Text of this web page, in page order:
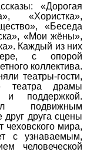
«Дорогая
«Хористка»,
«Беседа
«Мои жёны»,
Каждый из них
с опорой
коллектива.
театры-гости,
театра драмы
и поддержкой.
подвижным
друга сцены
чеховского мира,
с узнаваемым,
человеческой